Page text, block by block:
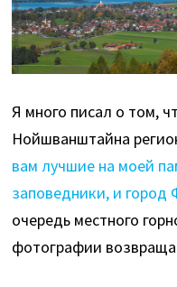
Я много писал о том,
Нойшванштайна
вам лучшие на моей
заповедники, и город
очередь местного
фотографии